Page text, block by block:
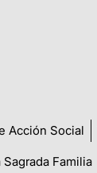
Acción Social
Familia